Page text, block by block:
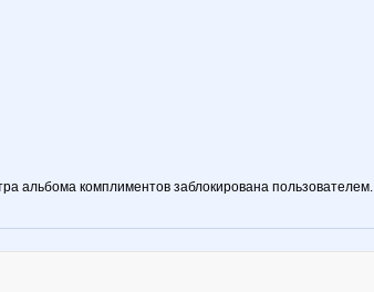
альбома комплиментов заблокирована пользователем.